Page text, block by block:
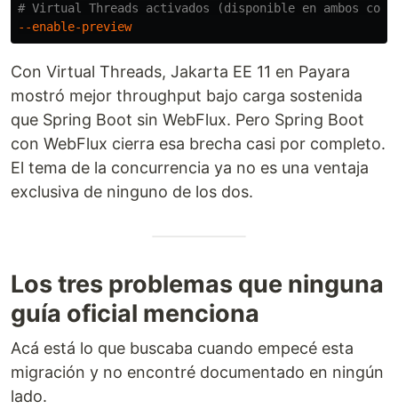
# Virtual Threads activados (disponible en ambos con
--enable-preview
Con Virtual Threads, Jakarta EE 11 en Payara
mostró mejor throughput bajo carga sostenida
que Spring Boot sin WebFlux. Pero Spring Boot
con WebFlux cierra esa brecha casi por completo.
El tema de la concurrencia ya no es una ventaja
exclusiva de ninguno de los dos.
Los tres problemas que ninguna
guía oficial menciona
Acá está lo que buscaba cuando empecé esta
migración y no encontré documentado en ningún
lado.